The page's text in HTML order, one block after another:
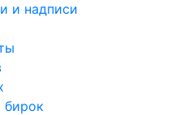
и надписи
бирок